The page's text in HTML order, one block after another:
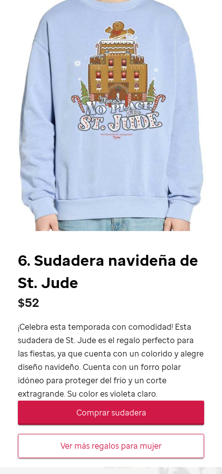
6.Sudadera navideña de
St. Jude
$52
¡Celebra esta temporada con comodidad! Esta
sudadera deSt. Judees el regalo perfecto para
las fiestas, ya que cuenta con un colorido y alegre
diseño navideño. Cuenta con un forro polar
idóneo para proteger del frío y un corte
extragrande. Su color es violeta claro.
Comprar sudadera
Ver más regalos para mujer